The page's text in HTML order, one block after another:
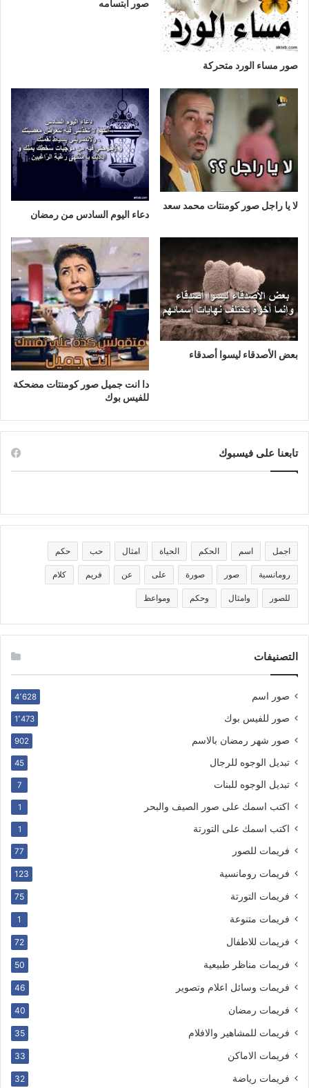
صور مساء الورد متحركة
صور ابتسامه
لا يا راجل صور كومنتات محمد سعد
دعاء اليوم السادس من رمضان
بعض الأصدقاء ليسوا أصدقاء
دا انت جميل صور كومنتات مضحكة
للفيس بوك
تابعنا على فيسبوك
اجمل اسم الحكم الحياة امثال حب حكم
رومانسية صور صورة على عن فريم كلام
للصور وامثال وحكم ومواعظ
التصنيفات
صور اسم 4٬628
صور للفيس بوك 1٬473
صور شهر رمضان بالاسم 902
تبديل الوجوه للرجال 45
تبديل الوجوه للبنات 7
اكتب اسمك على صور الصيف والبحر 1
اكتب اسمك على التورتة 1
فريمات للصور 77
فريمات رومانسية 123
فريمات التورتة 75
فريمات متنوعة 1
فريمات للاطفال 72
فريمات مناظر طبيعية 50
فريمات وسائل اعلام وتصوير 46
فريمات رمضان 40
فريمات للمشاهير والافلام 35
فريمات الاماكن 33
فريمات رياضة 32